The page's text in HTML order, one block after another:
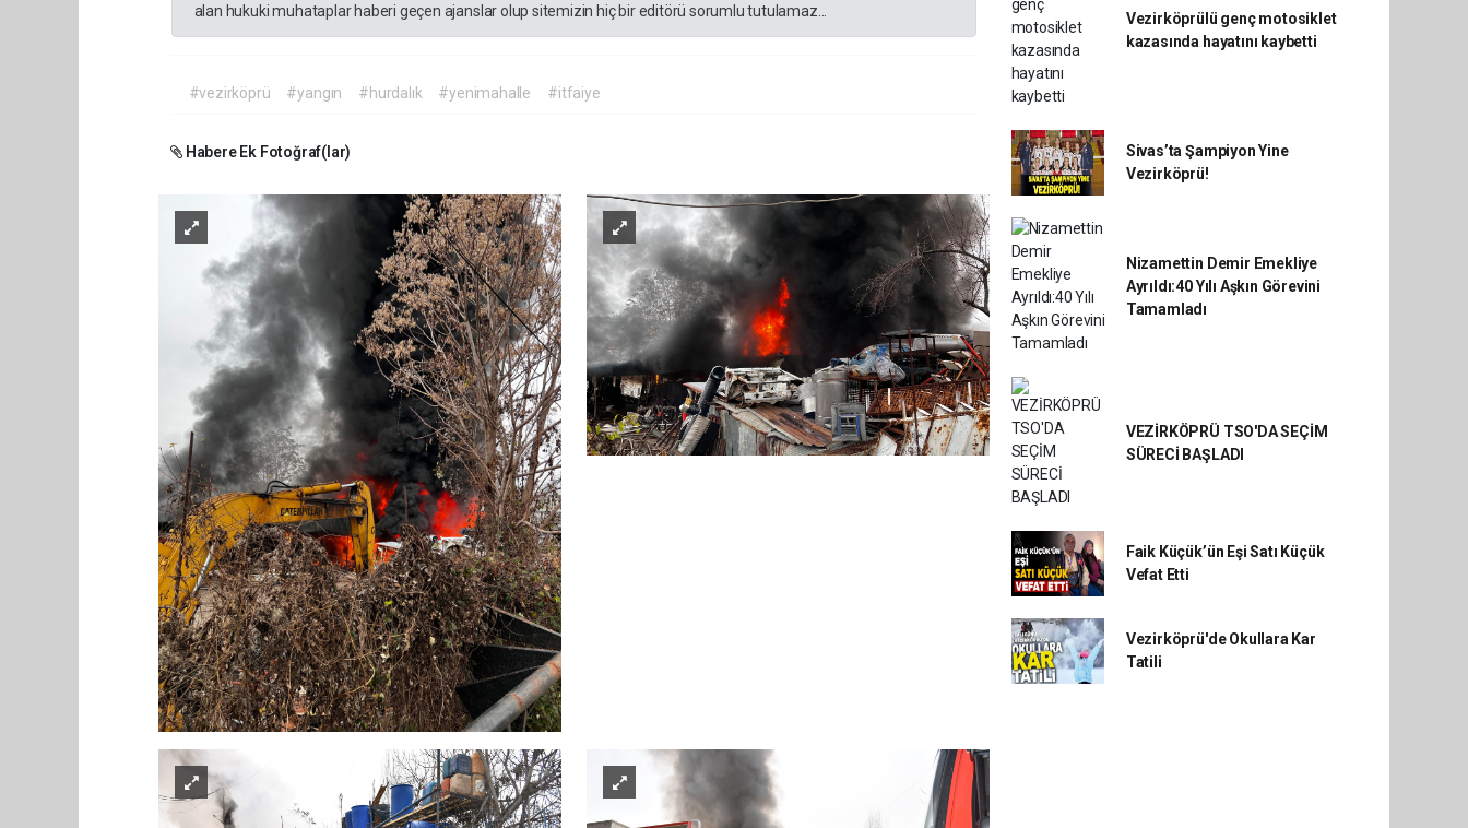
alan hukuki muhataplar haberi geçen ajanslar olup sitemizin hiç bir editörü sorumlu tutulamaz...
#vezirköprü #yangın #hurdalık #yenimahalle #itfaiye
Habere Ek Fotoğraf(lar)
Vezirköprülü genç motosiklet
kazasında hayatını kaybetti
Sivas’ta Şampiyon Yine
Vezirköprü!
Nizamettin Demir Emekliye
Ayrıldı:40 Yılı Aşkın Görevini
Tamamladı
VEZİRKÖPRÜ TSO'DA SEÇİM
SÜRECİ BAŞLADI
Faik Küçük’ün Eşi Satı Küçük
Vefat Etti
Vezirköprü'de Okullara Kar
Tatili